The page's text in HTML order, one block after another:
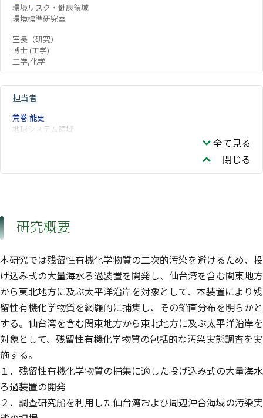
環境リスク・健康領域
環境標準研究室
室長（研究）
博士 (工学)
工学,化学
担当者
荒巻 能史
地球システム領域
全て見る
閉じる
研究概要
本研究では残留性有機化学物質の二次的汚染を避けるため、投
げ込み式の大量海水ろ過装置を開発し、仙台湾を含む関東地方
から東北地方に及ぶ太平洋沿岸を対象として、本装置により残
留性有機化学物質を網羅的に捕集し、その鉛直分布を明らかと
する。仙台湾を含む関東地方から東北地方に及ぶ太平洋沿岸を
対象として、残留性有機化学物質の包括的な汚染実態調査を実
施する。
１．残留性有機化学物質の捕集に適した投げ込み式の大量海水
ろ過装置の開発
２．調査研究船を利用した仙台湾および周辺沖合海域の汚染実